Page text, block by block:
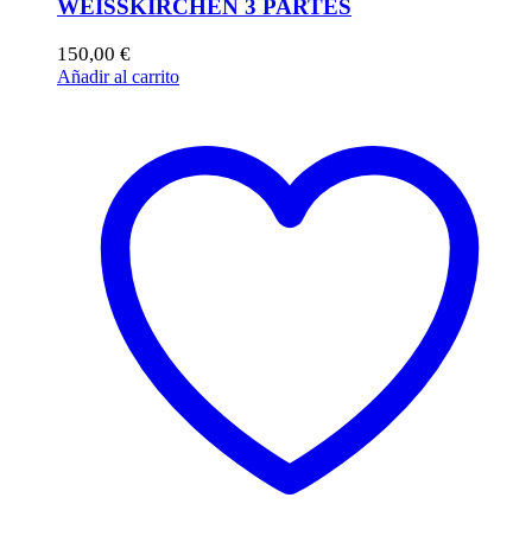
WEISSKIRCHEN 3 PARTES
150,00 €
Añadir al carrito